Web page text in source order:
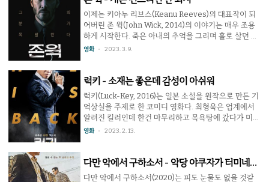
에 사람 죽이는 것들의 시시콜콜한 사연에 공감하기란
힘든 일 리뷰싱글맘인데 킬러라는 이야기는 쓸만한 소재
가 될 수는 있다. 하지만 이 영화는 근본적으로 심각한 문
제점을 바닥에 깔고 시작한다. 시청자로 하여금 돈 때문
에 사람을 죽여대는 연쇄살인범에게 공감과 애정을 품을
이제는 키아누 리브스(Keanu Reeves)의 대표작이 되
어버린 존 윅(John Wick, 2014)의 이야기는 매우 조용
하게 시작한다. 죽은 아내의 추억을 그리며 홀로 살던 존
윅은 러시아 마피아와 얽히면서 차를 빼앗기고 죽은 아
라는 사실을 몰랐다. 개의 죽음을 용납할 수 없는 헐리웃
영화답게 존 윅은 바바 야가(Baba Yaga)로 불리던 본업
으로 돌아가 복수를 시작한다. 평범한 은둔고수의 복수
극이 될 수도 있는 이 작품을 인기 만점의 시리즈로 만든
일등공신으로 세련된 총격전 장면을 들 수 있겠다. 연출
자 스스로가 쿵푸가 아니라 gun-fu라고 부를 정도로 권
영화 2023. 3. 9.
럭키 - 소재는 좋은데 감성이 아쉬워
럭키(Luck-Key, 2016)는 일본 소설을 원작으로 만든 기
억상실을 주제로 한 코미디 영화다. 최형욱은 업계에서
알려진 킬러인데 한건 마무리하고 목욕탕에 갔다가 미끄
러지고 머리를 심하게 부딪혀 기억 상실증에 걸린다. 자
아보기로 한다. 반대로 아무 것도 기억나지 않는 최형욱
은 자신을 윤재성으로 착각하지만 그는 새로운 재능을
영화 2023. 2. 13.
다만 악에서 구하소서 - 악당 야쿠자가 터미네이
터
다만 악에서 구하소서(2020)는 피도 눈물도 없을 것같